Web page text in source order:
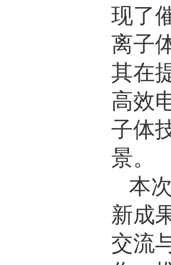
现了
离子
其在
高效
子体
景。
本
新成
交流